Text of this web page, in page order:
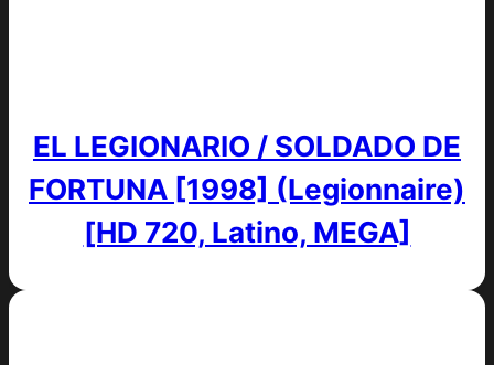
EL LEGIONARIO / SOLDADO DE
FORTUNA [1998] (Legionnaire)
[HD 720, Latino, MEGA]